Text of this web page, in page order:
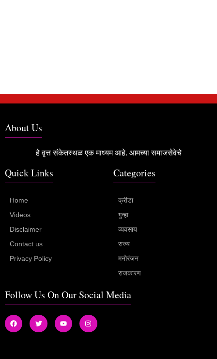
About Us
हे वृत्त संकेतस्थळ एक माध्यम आहे. आमच्या समाजसेवेचे
Quick Links
Home
Videos
Disclaimer
Contact us
Privacy Policy
Categories
क्रीडा
गुन्हा
व्यवसाय
राज्य
मनोरंजन
राजकारण
Follow Us On Our Social Media